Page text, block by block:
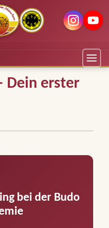
Dein erster
bei der Budo